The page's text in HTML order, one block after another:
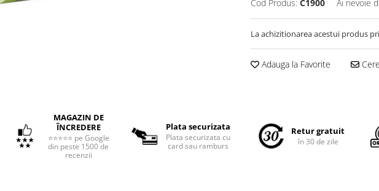
Facebook
Cod Produs: C1900 Ai nevoie
La achizitionarea acestui produs
Adauga la Favorite
MAGAZIN DE
ÎNCREDERE
⭐⭐⭐⭐⭐ pe Google
din peste 1500 de
recenzii
Plata securizata
Plata securizata cu
card sau ramburs
Retur gratuit
în 30 de zile